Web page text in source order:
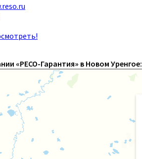
«РЕСО-Гарантия» в Новом Уренгое: